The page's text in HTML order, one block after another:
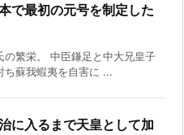
で最初の元号を制定した
の繁栄。 中臣鎌足と中大兄皇子
ち蘇我蝦夷を自害に ...
に入るまで天皇として加